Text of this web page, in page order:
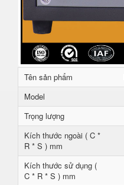
Tên sản phẩm
Model
Trọng lượng
Kích thước ngoài ( C *
R * S ) mm
Kích thước sử dụng (
C * R * S ) mm